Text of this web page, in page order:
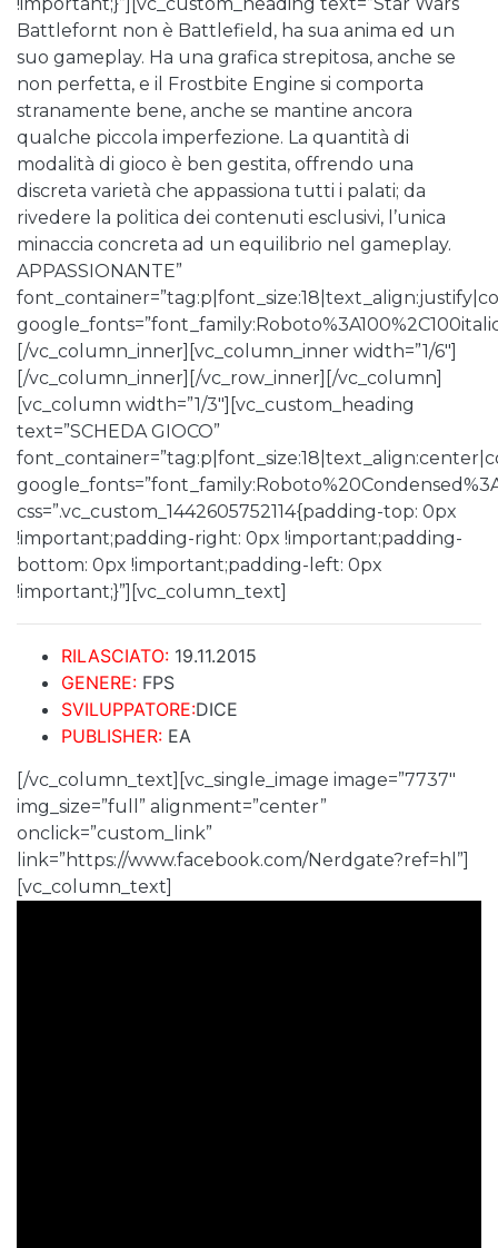
Battlefornt non è Battlefield, ha sua anima ed un
suo gameplay. Ha una grafica strepitosa, anche se
non perfetta, e il Frostbite Engine si comporta
stranamente bene, anche se mantine ancora
qualche piccola imperfezione. La quantità di
modalità di gioco è ben gestita, offrendo una
discreta varietà che appassiona tutti i palati; da
rivedere la politica dei contenuti esclusivi, l’unica
minaccia concreta ad un equilibrio nel gameplay.
APPASSIONANTE”
[/vc_column_inner][vc_column_inner width=”1/6″]
[/vc_column_inner][/vc_row_inner][/vc_column]
[vc_column width=”1/3″][vc_custom_heading
text=”SCHEDA GIOCO”
css=”.vc_custom_1442605752114{padding-top: 0px
!important;padding-right: 0px !important;padding-
bottom: 0px !important;padding-left: 0px
!important;}”][vc_column_text]
RILASCIATO: 19.11.2015
GENERE: FPS
SVILUPPATORE:DICE
PUBLISHER: EA
[/vc_column_text][vc_single_image image=”7737″
img_size=”full” alignment=”center”
onclick=”custom_link”
link=”https://www.facebook.com/Nerdgate?ref=hl”]
[vc_column_text]